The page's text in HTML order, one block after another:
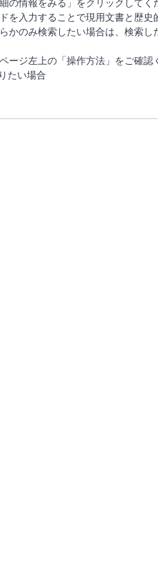
の情報をみる」をクリックしてく
を入力することで現用文書と歴史
かのみ検索したい場合は、検索し
ージ左上の「操作方法」をご確認
たい場合